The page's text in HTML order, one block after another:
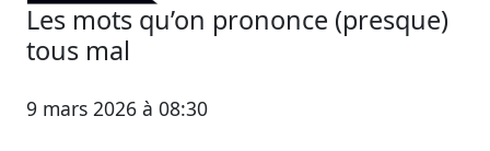
Les mots qu’on prononce (presque)
tous mal
9 mars 2026 à 08:30